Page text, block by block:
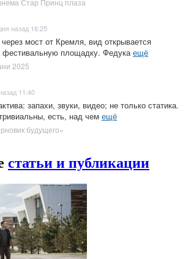
назад 16:25
мост от Кремля, вид открывается
фестивальную площадку. Федукаещё
2025
11:40
запахи, звуки, видео; не только статика.
есть, над чем ещё
будущего»
статьи и публикации